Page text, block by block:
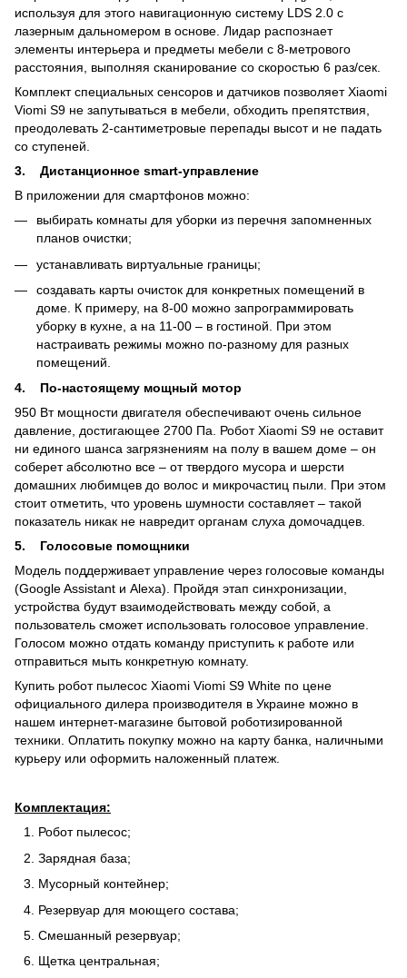
используя для этого навигационную систему LDS 2.0 с
лазерным дальномером в основе. Лидар распознает
элементы интерьера и предметы мебели с 8-метрового
расстояния, выполняя сканирование со скоростью 6 раз/сек.
Комплект специальных сенсоров и датчиков позволяет Xiaomi
Viomi S9 не запутываться в мебели, обходить препятствия,
преодолевать 2-сантиметровые перепады высот и не падать
со ступеней.
3. Дистанционное smart-управление
В приложении для смартфонов можно:
выбирать комнаты для уборки из перечня запомненных
планов очистки;
устанавливать виртуальные границы;
создавать карты очисток для конкретных помещений в
доме. К примеру, на 8-00 можно запрограммировать
уборку в кухне, а на 11-00 – в гостиной. При этом
настраивать режимы можно по-разному для разных
помещений.
4. По-настоящему мощный мотор
950 Вт мощности двигателя обеспечивают очень сильное
давление, достигающее 2700 Па. Робот Xiaomi S9 не оставит
ни единого шанса загрязнениям на полу в вашем доме – он
соберет абсолютно все – от твердого мусора и шерсти
домашних любимцев до волос и микрочастиц пыли. При этом
стоит отметить, что уровень шумности составляет – такой
показатель никак не навредит органам слуха домочадцев.
5. Голосовые помощники
Модель поддерживает управление через голосовые команды
(Google Assistant и Alexa). Пройдя этап синхронизации,
устройства будут взаимодействовать между собой, а
пользователь сможет использовать голосовое управление.
Голосом можно отдать команду приступить к работе или
отправиться мыть конкретную комнату.
Купить робот пылесос Xiaomi Viomi S9 White по цене
официального дилера производителя в Украине можно в
нашем интернет-магазине бытовой роботизированной
техники. Оплатить покупку можно на карту банка, наличными
курьеру или оформить наложенный платеж.
Комплектация:
Робот пылесос;
Зарядная база;
Мусорный контейнер;
Резервуар для моющего состава;
Смешанный резервуар;
Щетка центральная;